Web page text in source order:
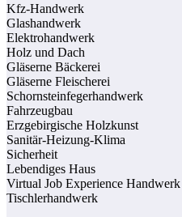
Kfz-Handwerk
Glashandwerk
Elektrohandwerk
Holz und Dach
Gläserne Bäckerei
Gläserne Fleischerei
Schornsteinfegerhandwerk
Fahrzeugbau
Erzgebirgische Holzkunst
Sanitär-Heizung-Klima
Sicherheit
Lebendiges Haus
Virtual Job Experience Handwerk
Tischlerhandwerk